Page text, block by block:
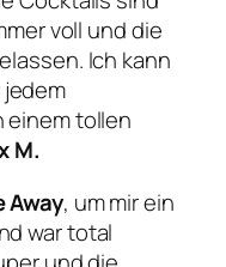
voll und die
Ich kann
jedem
einem tollen
M.
Away, um mir ein
war total